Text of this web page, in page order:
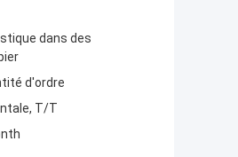
dans des
d'ordre
T/T